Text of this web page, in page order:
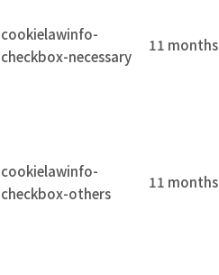
cookielawinfo-
checkbox-necessary
11 months
cookielawinfo-
checkbox-others
11 months